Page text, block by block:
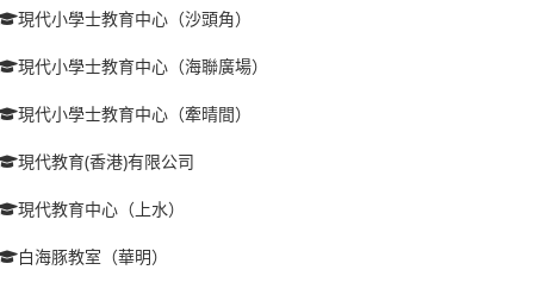
現代小學士教育中心（沙頭角）
現代小學士教育中心（海聯廣場）
現代小學士教育中心（牽晴間）
現代教育(香港)有限公司
現代教育中心（上水）
白海豚教室（華明）